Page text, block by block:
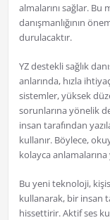
almalarını sağlar. Bu
danışmanlığının
durulacaktır.
YZ destekli sağlık
anlarında, hızla
sistemler, yüksek
sorunlarına yönelik
insan tarafından
kullanır. Böylece,
kolayca anlamalarına
Bu yeni teknoloji,
kullanarak, bir insan
hissettirir. Aktif ses